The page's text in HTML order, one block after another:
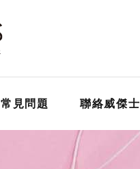
常見問題 聯絡威傑士